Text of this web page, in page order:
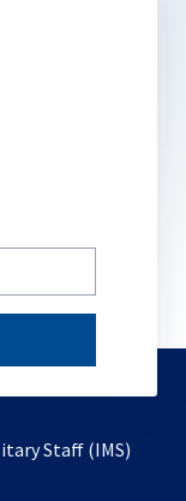
Staff (IMS)